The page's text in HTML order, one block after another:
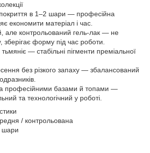
в 1–2 шари — професійна
економити матеріал і час.
але контрольований гель-лак — не
зберігає форму під час роботи.
— стабільні пігменти преміальної
без різкого запаху — збалансований
професійними базами й топами —
та технологічний у роботі.
/ контрольована
шари